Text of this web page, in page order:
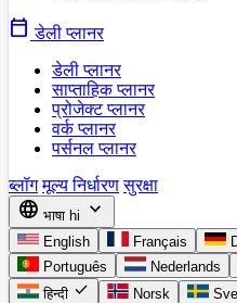
calendar_today डेली प्लानर
डेली प्लानर
साप्ताहिक प्लानर
प्रोजेक्ट प्लानर
वर्क प्लानर
पर्सनल प्लानर
ब्लॉग मूल्य निर्धारण सुरक्षा
language भाषा hi expand_more
English Français
Português
Nederlands
हिन्दी check Norsk